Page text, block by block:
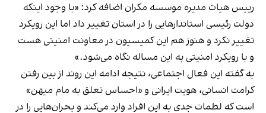
رییس هیات مدیره موسسه مکران اضافه کرد: «با وجود اینکه
دولت رئیسی استاندارهایی را در استان تغییر داد اما این رویکرد
تغییر نکرد و هنوز هم این کمیسیون در معاونت امنیتی هست
و با رویکرد امنیتی به این مساله نگاه می‌شود.»
به گفته این فعال اجتماعی، نتیجه ادامه این روند از بین رفتن
کرامت انسانی، هویت ایرانی و «احساس تعلق به مام میهن»
است که لطمات جدی به این افراد وارد می‌کند و بحران‌هایی را در